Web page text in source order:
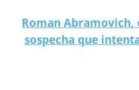
Roman Abramovich,
sospecha que